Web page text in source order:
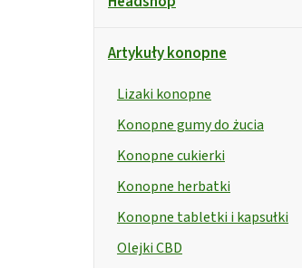
Artykuły konopne
Lizaki konopne
Konopne gumy do żucia
Konopne cukierki
Konopne herbatki
Konopne tabletki i kapsułki
Olejki CBD